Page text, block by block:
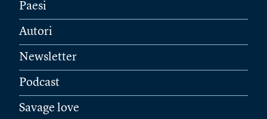
Paesi
Autori
Newsletter
Podcast
Savage love